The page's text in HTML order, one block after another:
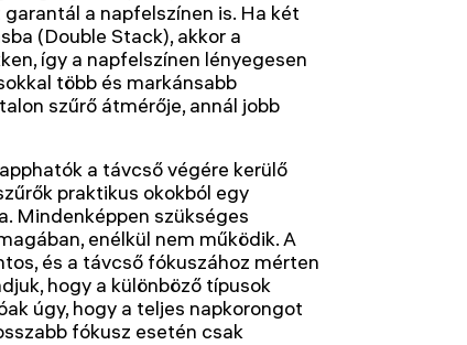
a napfelszínen is. Ha két
(Double Stack), akkor a
így a napfelszínen lényegesen
több és markánsabb
szűrő átmérője, annál jobb
a távcső végére kerülő
praktikus okokból egy
Mindenképpen szükséges
enélkül nem működik. A
és a távcső fókuszához mérten
hogy a különböző típusok
úgy, hogy a teljes napkorongot
fókusz esetén csak